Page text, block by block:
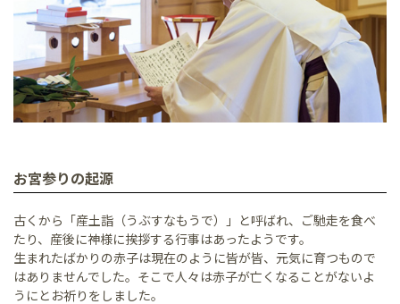
お宮参りの起源
古くから「産土詣（うぶすなもうで）」と呼ばれ、ご馳走を食べ
たり、産後に神様に挨拶する行事はあったようです。
生まれたばかりの赤子は現在のように皆が皆、元気に育つもので
はありませんでした。そこで人々は赤子が亡くなることがないよ
うにとお祈りをしました。